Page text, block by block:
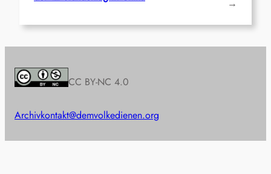
→
CC BY-NC 4.0
Archivkontakt@demvolkedienen.org